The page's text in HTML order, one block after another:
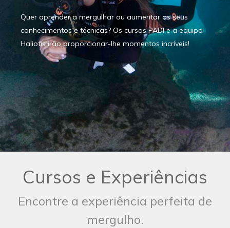
Quer aprender a mergulhar ou aumentar os seus
conhecimentos e técnicas? Os cursos PADI e a equipa
Haliotis irão proporcionar-lhe momentos incríveis!
Cursos e Experiências
Encontre a experiência perfeita de
mergulho.